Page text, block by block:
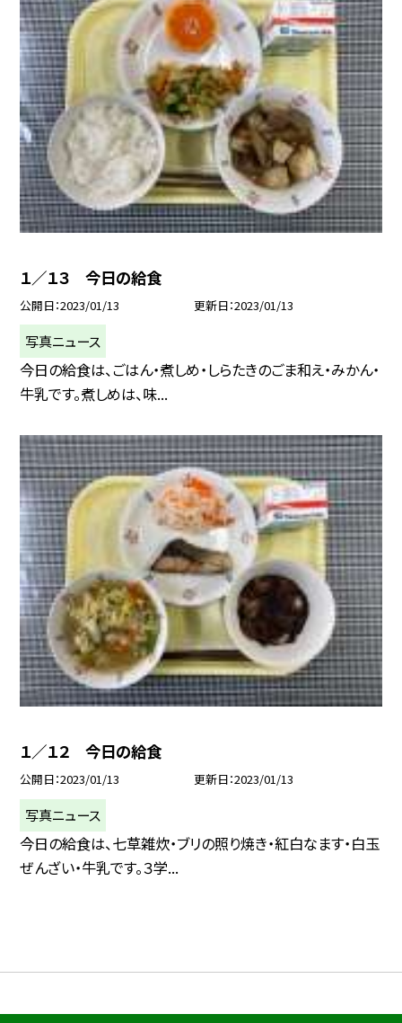
１／１３ 今日の給食
公開日 2023/01/13 更新日 2023/01/13
写真ニュース
今日の給食は、ごはん・煮しめ・しらたきのごま和え・みかん・
牛乳です。煮しめは、味...
１／１２ 今日の給食
公開日 2023/01/13 更新日 2023/01/13
写真ニュース
今日の給食は、七草雑炊・ブリの照り焼き・紅白なます・白玉
ぜんざい・牛乳です。３学...